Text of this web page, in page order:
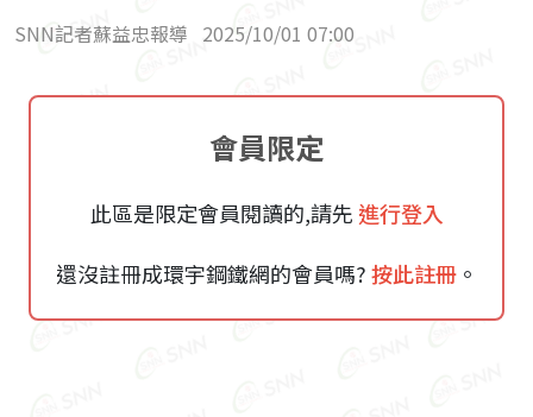
SNN記者蘇益忠報導 2025/10/01 07:00
會員限定
此區是限定會員閱讀的,請先 進行登入
還沒註冊成環宇鋼鐵網的會員嗎?按此註冊。